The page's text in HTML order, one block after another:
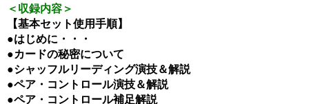
＜収録内容＞
【基本セット使用手順】
●はじめに・・・
●カードの秘密について
●シャッフルリーディング演技＆解説
●ペア・コントロール演技＆解説
●ペア・コントロール補足解説